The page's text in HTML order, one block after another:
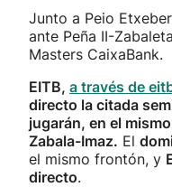
Junto a Peio
ante Peña II-
Masters CaixaBank.
EITB, a través de
directo la citada
jugarán, en el
Zabala-Imaz. El
el mismo frontón, y
directo.